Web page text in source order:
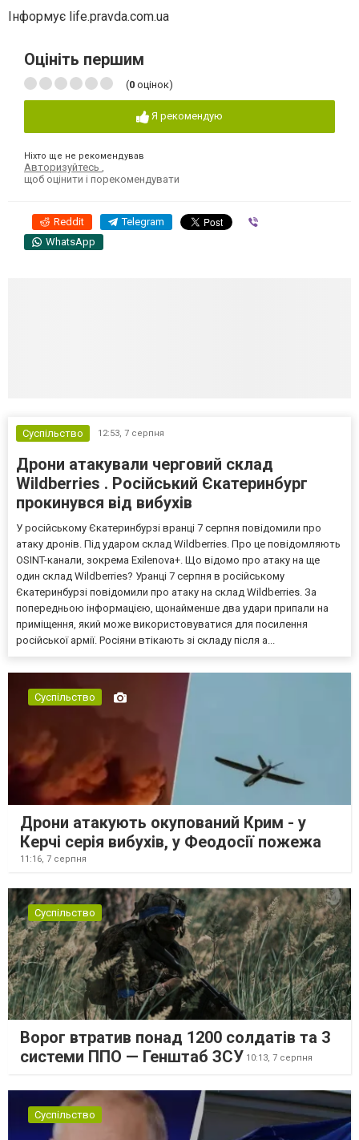
Інформує life.pravda.com.ua
Оцініть першим
(0 оцінок)
Я рекомендую
Ніхто ще не рекомендував
Авторизуйтесь ,
щоб оцінити і порекомендувати
Reddit Telegram
WhatsApp
Суспільство 12:53, 7 серпня
Дрони атакували черговий склад
Wildberries . Російський Єкатеринбург
прокинувся від вибухів
У російському Єкатеринбурзі вранці 7 серпня повідомили про
атаку дронів. Під ударом склад Wildberries. Про це повідомляють
OSINT-канали, зокрема Exilenova+. Що відомо про атаку на ще
один склад Wildberries? Уранці 7 серпня в російському
Єкатеринбурзі повідомили про атаку на склад Wildberries. За
попередньою інформацією, щонайменше два удари припали на
приміщення, який може використовуватися для посилення
російської армії. Росіяни втікають зі складу після а...
Суспільство
Дрони атакують окупований Крим - у
Керчі серія вибухів, у Феодосії пожежа
11:16, 7 серпня
Суспільство
Ворог втратив понад 1200 солдатів та 3
системи ППО — Генштаб ЗСУ 10:13, 7 серпня
Суспільство